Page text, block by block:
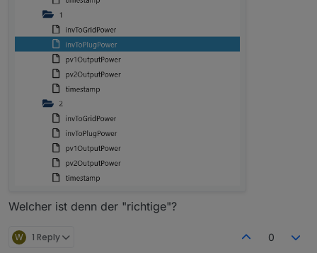
Welcher ist denn der "richtige"?
W 1 Reply 0